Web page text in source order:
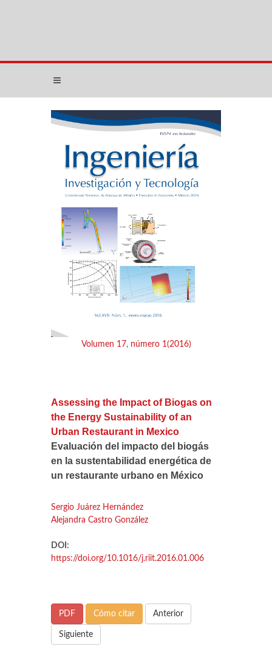
Volumen 17, número 1(2016)
Assessing the Impact of Biogas on
the Energy Sustainability of an
Urban Restaurant in Mexico
Evaluación del impacto del biogás
en la sustentabilidad energética de
un restaurante urbano en México
Sergio Juárez Hernández
Alejandra Castro González
DOI:
https://doi.org/10.1016/j.riit.2016.01.006
PDF Cómo citar Anterior
Siguiente